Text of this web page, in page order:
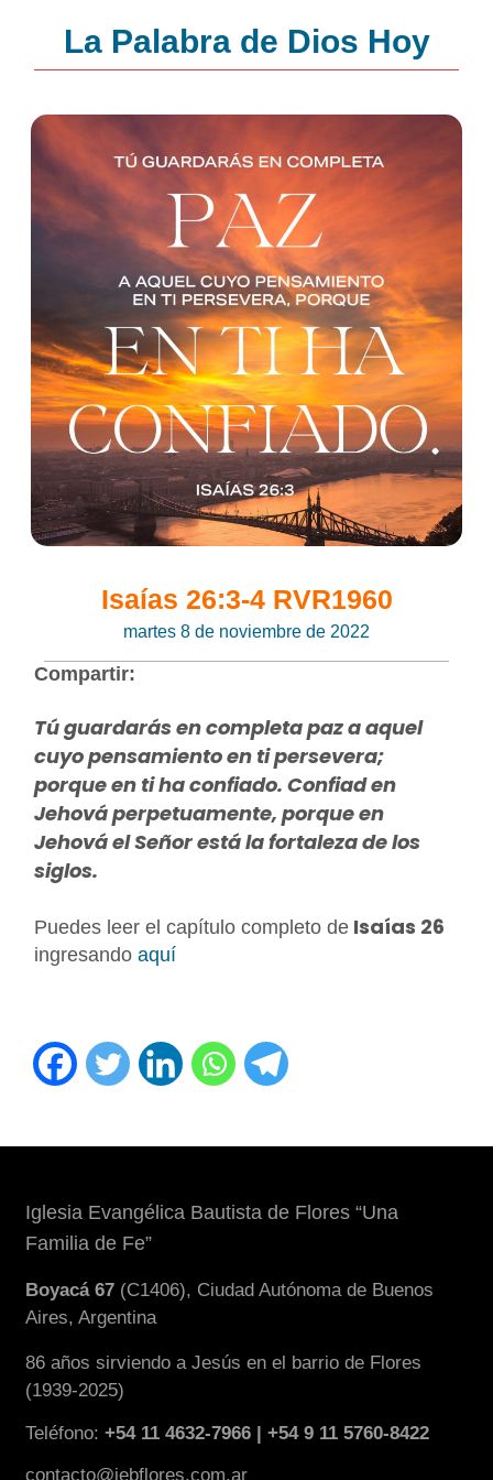
La Palabra de Dios Hoy
Isaías 26:3-4 RVR1960
martes 8 de noviembre de 2022
Compartir:
Tú guardarás en completa paz a aquel
cuyo pensamiento en ti persevera;
porque en ti ha confiado. Confiad en
Jehová perpetuamente, porque en
Jehová el Señor está la fortaleza de los
siglos.
Puedes leer el capítulo completo de Isaías 26
ingresandoaquí
Iglesia Evangélica Bautista de Flores “Una
Familia de Fe”
Boyacá 67 (C1406), Ciudad Autónoma de Buenos
Aires, Argentina
86 años sirviendo a Jesús en el barrio de Flores
(1939-2025)
Teléfono:+54 11 4632-7966 | +54 9 11 5760-8422
contacto@iebflores.com.ar